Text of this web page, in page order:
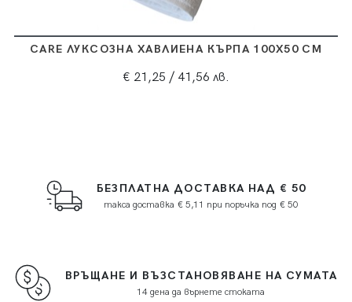
CARE ЛУКСОЗНА ХАВЛИЕНА КЪРПА 100X50 СМ
€ 21,25 / 41,56 лв.
БЕЗПЛАТНА ДОСТАВКА НАД € 50
такса доставка € 5,11 при поръчка под € 50
ВРЪЩАНЕ И ВЪЗСТАНОВЯВАНЕ НА СУМАТА
14 дена да върнете стоката